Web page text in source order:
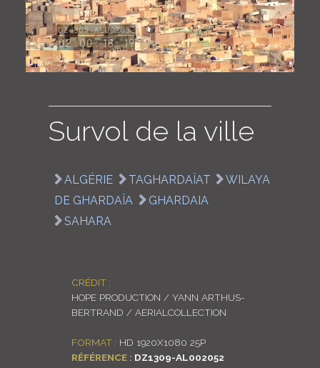
COLLECTIONS
LOGIN
Survol de la ville
ALGÉRIE TAGHARDAÏAT
WILAYA
DE GHARDAÏA
GHARDAIA
SAHARA
CRÉDIT :
HOPE PRODUCTION / YANN ARTHUS-
BERTRAND / AERIALCOLLECTION
FORMAT : HD 1920X1080 25P
RÉFÉRENCE : DZ1309-AL002052